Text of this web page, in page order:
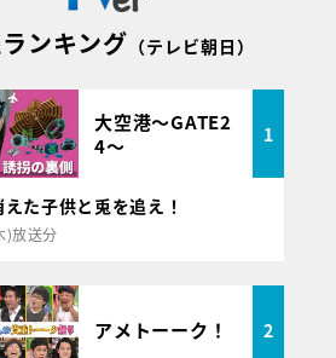
ンキング （テレビ朝日）
大空港～GATE2
4～
1
た子供と兎を追え！
)放送分
アメトーーク！ 2